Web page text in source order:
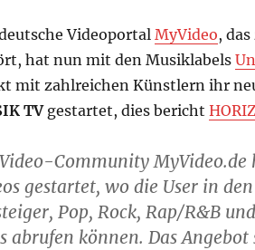
Videoportal MyVideo,
hat nun mit den Musiklabels
mit zahlreichen Künstlern ihr
TVgestartet, dies bericht
Community
gestartet, wo die User in
Pop, Rock, Rap/R&B
abrufen können. Das